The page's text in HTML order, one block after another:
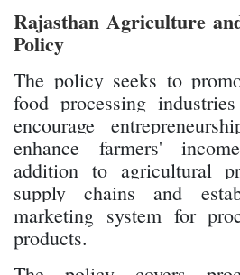
Rajasthan Agriculture
Policy
The policy seeks to
food processing
encourage
enhance farmers'
addition to agricultural
supply chains and
marketing system for
products.